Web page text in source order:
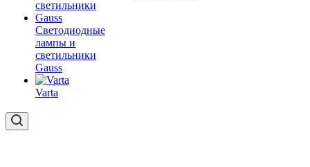
Светодиодные
лампы и
светильники
Gauss
Varta